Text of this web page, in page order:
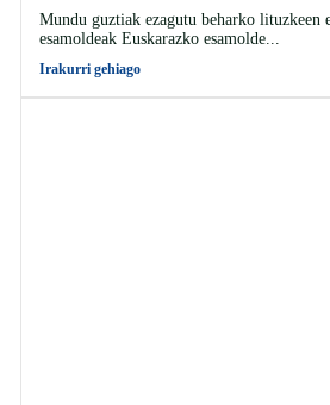
Mundu guztiak ezagutu beharko lituzkeen
esamoldeak Euskarazko esamolde...
Irakurri gehiago